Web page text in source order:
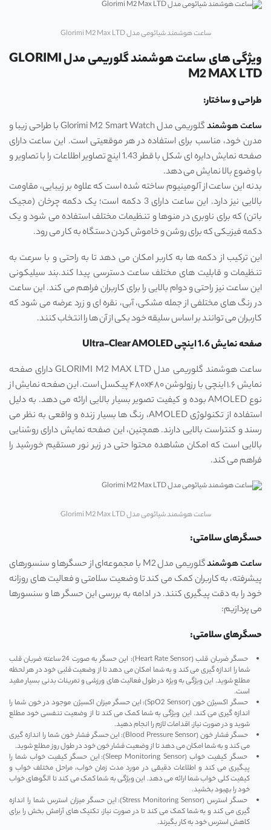
ساعت هوشمند شیائومی مدل Glorimi M2 Max LTD
ویژگی های ساعت هوشمند گلوریمی مدل GLORIMI
M2 MAX LTD
طراحی و ساختار:
ساعت هوشمند
گلوریمی مدل Glorimi M2 Smart Watch با طراحی زیبا و
مدرن خود، مناسب برای استفاده در هر موقعیتی است. این ساعت دارای
صفحه نمایش دایره ‌ای شکل با قطر 1.43 اینچ تصاویر اطلاعات را با تصاویر و
با وضوع بالا نمایش می دهد.
بدنه این ساعت از آلومینیوم ساخته شده است که علاوه بر زیبایی، مقاومت
بالایی نیز دارد. این ساعت دارای 3 دکمه است؛ یک دکمه چرخان (مجیک
باتن) که برای ناوبری در منوها و تنظیمات مختلف استفاده می ‌شود و یک
دکمه فیزیکی که برای روشن و خاموش کردن دستگاه به کار می‌ رود.
این ترکیب از دکمه‌ ها به کاربر امکان می ‌دهد تا به راحتی و با سرعت به
تنظیمات و قابلیت ‌های مختلف ساعت دسترسی پیدا کند.بند سیلیکونی
این ساعت نیز راحتی و دوام بالایی را برای کاربران فراهم می‌ کند. این ساعت
در رنگ ‌های مختلفی از جمله مشکی، آبی، نقره ای و زرد عرضه می ‌شود که
کاربران می‌ توانند بر اساس سلیقه خود یکی از آن‌ ها را انتخاب کنند.
صفحه نمایش 1.6 اینچی Ultra-Clear AMOLED
ساعت هوشمند گلوریمی مدل GLORIMI M2 MAX LTD دارای صفحه
نمایش ۱.۶ اینچی با رزولوشن ۴۸۰x۴۸۰ پیکسل است. این صفحه نمایش از
نوع AMOLED بوده و کیفیت تصویر بسیار بالایی ارائه می‌ دهد. به دلیل
استفاده از تکنولوژی AMOLED، رنگ ‌ها بسیار زنده و واقعی به نظر می
‌رسند و کنتراست بالایی دارند. همچنین، این صفحه نمایش دارای روشنایی
بالایی است که امکان مشاهده محتوا حتی در زیر نور مستقیم خورشید را
فراهم می ‌کند.
ساعت هوشمند شیائومی مدل Glorimi M2 Max LTD
حسگرهای سلامتی:
ساعت هوشمند
گلوریمی مدل M2 با مجموعه‌ای از حسگرها و سنسورهای
پیشرفته، به کاربران کمک می‌ کند تا وضعیت سلامتی و فعالیت ‌های روزانه
خود را به دقت پیگیری کنند. در ادامه به بررسی این حسگر ها و سنسورها
می‌ پردازیم:
حسگرهای سلامتی:
حسگر ضربان قلب (Heart Rate Sensor): این حسگر به صورت 24 ساعته ضربان قلب
شما را اندازه ‌گیری می ‌کند و به شما امکان می‌ دهد تا از وضعیت قلبی خود در هر لحظه
مطلع شوید. این ویژگی به ویژه در طول فعالیت ‌های ورزشی و تمرینات بدنی بسیار مفید
است.
حسگر اکسیژن خون (SpO2 Sensor): این حسگر میزان اکسیژن موجود در خون شما را
اندازه‌ گیری می‌ کند. این ویژگی به شما کمک می ‌کند تا از وضعیت تنفسی خود مطلع
شوید و در صورت نیاز، اقدامات لازم را انجام دهید.
حسگر فشار خون (Blood Pressure Sensor): این حسگر فشار خون شما را اندازه‌ گیری
می ‌کند و به شما امکان می ‌دهد تا از وضعیت فشار خون خود در طول روز مطلع شوید.
حسگر کیفیت خواب (Sleep Monitoring Sensor): این حسگر کیفیت خواب شما را
پیگیری می ‌کند و اطلاعات دقیقی در مورد مدت زمان خواب، مراحل مختلف خواب و
کیفیت کلی خواب شما ارائه می‌ دهد. این ویژگی به شما کمک می‌ کند تا الگوهای خواب
خود را بهبود بخشید.
حسگر استرس (Stress Monitoring Sensor): این حسگر میزان استرس شما را اندازه‌
گیری می‌ کند و به شما کمک می‌ کند تا در صورت نیاز، تکنیک ‌های آرامش‌ بخش را برای
کاهش استرس خود به کار بگیرند.